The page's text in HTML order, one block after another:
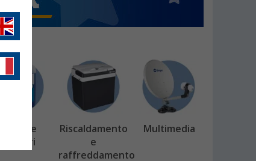
Acque e
Sanitari
Riscaldamento
e
raffreddamento
Multimedia